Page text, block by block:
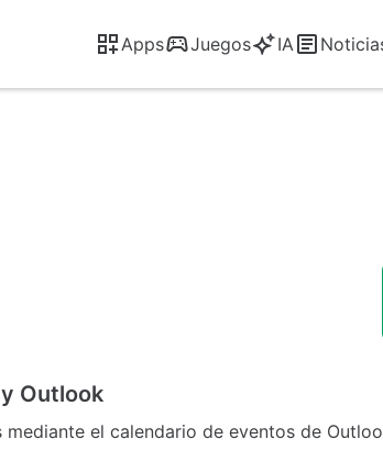
Apps Juegos IA
Outlook
el calendario de eventos de